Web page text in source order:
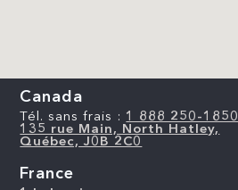
Canada
Tél. sans frais : 1 888 250-1850
135 rue Main, North Hatley,
Québec, J0B 2C0
France